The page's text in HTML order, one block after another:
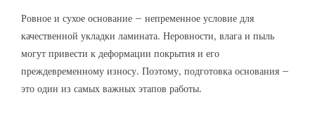
Ровное и сухое основание – непременное условие для
качественной укладки ламината. Неровности, влага и пыль
могут привести к деформации покрытия и его
преждевременному износу. Поэтому, подготовка основания –
это один из самых важных этапов работы.